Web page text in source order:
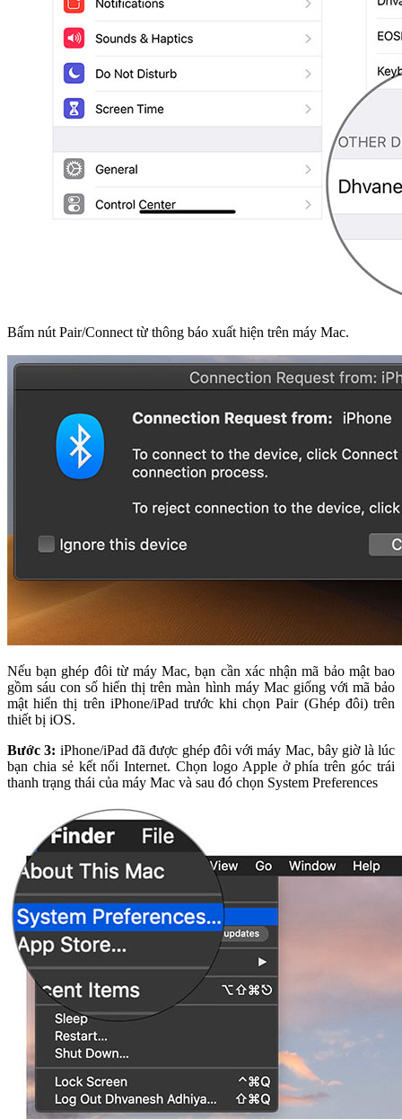
Bấm nút Pair/Connect từ thông báo xuất hiện trên máy Mac.
Nếu bạn ghép đôi từ máy Mac, bạn cần xác nhận mã bảo mật bao
gồm sáu con số hiển thị trên màn hình máy Mac giống với mã bảo
mật hiển thị trên iPhone/iPad trước khi chọn Pair (Ghép đôi) trên
thiết bị iOS.
Bước 3: iPhone/iPad đã được ghép đôi với máy Mac, bây giờ là lúc
bạn chia sẻ kết nối Internet. Chọn logo Apple ở phía trên góc trái
thanh trạng thái của máy Mac và sau đó chọn System Preferences